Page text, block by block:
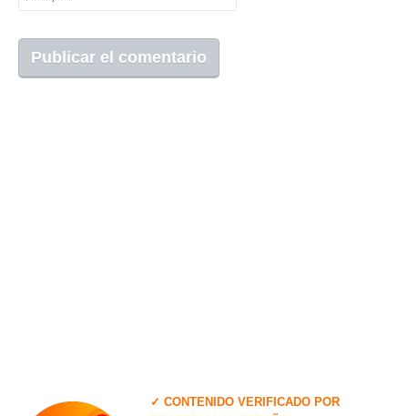
✓ CONTENIDO VERIFICADO POR